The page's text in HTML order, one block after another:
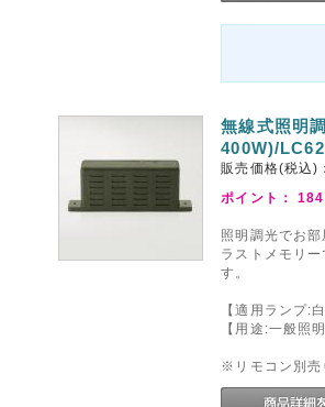
無線式照明
400W)/
販売価格(税込
ポイント：184
照明調光でお
ラストメモリ
す。
【適用ランプ:
【用途:一般照
※リモコン別売